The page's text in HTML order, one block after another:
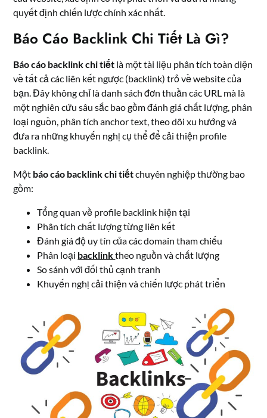
quyết định chiến lược chính xác nhất.
Báo Cáo Backlink Chi Tiết Là Gì?
Báo cáo backlink chi tiết là một tài liệu phân tích toàn diện
về tất cả các liên kết ngược (backlink) trỏ về website của
bạn. Đây không chỉ là danh sách đơn thuần các URL mà là
một nghiên cứu sâu sắc bao gồm đánh giá chất lượng, phân
loại nguồn, phân tích anchor text, theo dõi xu hướng và
đưa ra những khuyến nghị cụ thể để cải thiện profile
backlink.
Một báo cáo backlink chi tiếtchuyên nghiệp thường bao
gồm:
Tổng quan về profile backlink hiện tại
Phân tích chất lượng từng liên kết
Đánh giá độ uy tín của các domain tham chiếu
Phân loại backlinktheo nguồn và chất lượng
So sánh với đối thủ cạnh tranh
Khuyến nghị cải thiện và chiến lược phát triển